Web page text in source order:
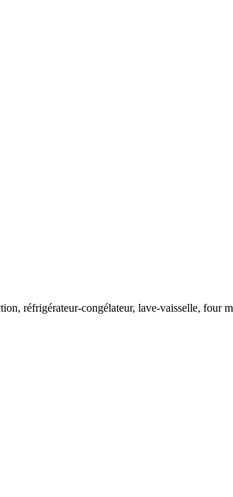
réfrigérateur-congélateur, lave-vaisselle, four